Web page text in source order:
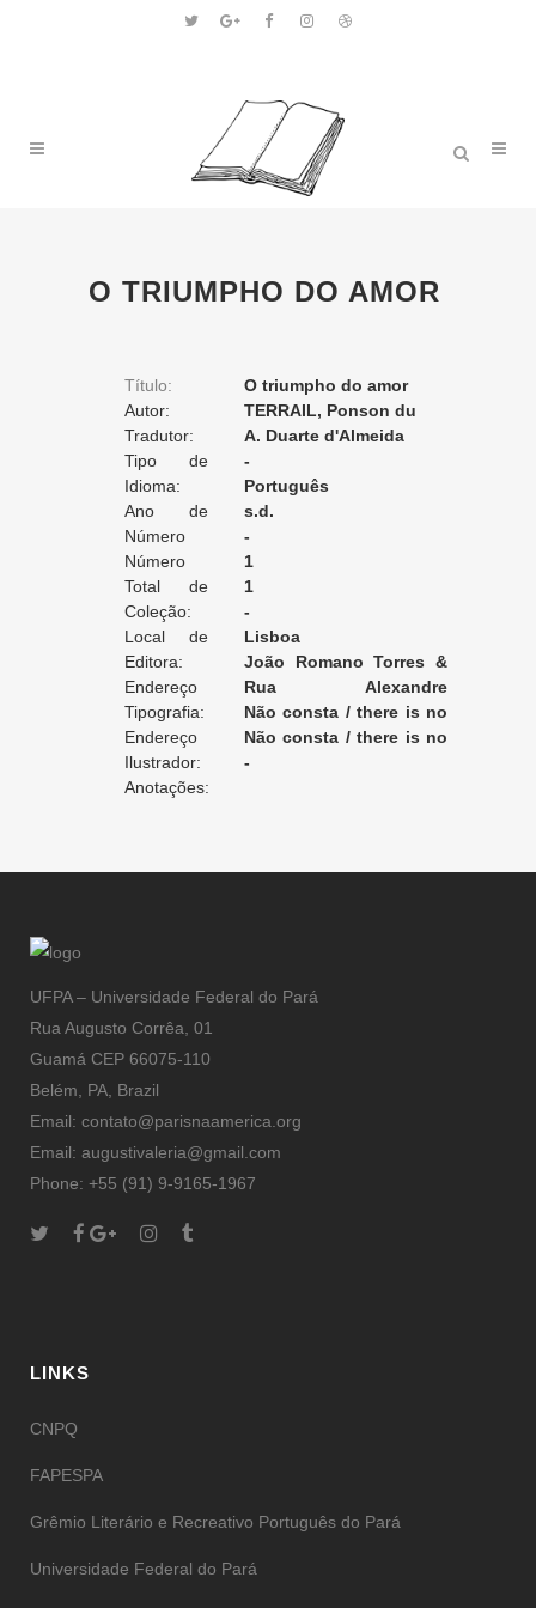
O TRIUMPHO DO AMOR
Título:
O triumpho do amor
Autor:
TERRAIL, Ponson du
Tradutor:
A. Duarte d'Almeida
Tipo de
Tradução:
-
Idioma:
Português
Ano de
Edição:
s.d.
Número
da Edição:
-
Número
do Volume:
1
Total de
Volumes:
1
Coleção:
-
Local de
Edição:
Lisboa
Editora:
João Romano Torres &
Cia editores
Endereço
da Editora:
Rua Alexandre
Herculano, 70 a 76
Tipografia:
Não consta / there is no
record / non enregistré
Endereço
da Tipografia:
Não consta / there is no
record / non enregistré
Ilustrador:
-
Anotações:
UFPA – Universidade Federal do Pará
Rua Augusto Corrêa, 01
Guamá CEP 66075-110
Belém, PA, Brazil
Email: contato@parisnaamerica.org
Email: augustivaleria@gmail.com
Phone: +55 (91) 9-9165-1967
LINKS
CNPQ
FAPESPA
Grêmio Literário e Recreativo Português do Pará
Universidade Federal do Pará